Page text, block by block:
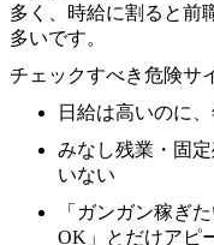
多く、時給に割ると前
多いです。
チェックすべき危険サ
日給は高いのに
みなし残業・固
いない
「ガンガン稼ぎ
OK」とだけアピ